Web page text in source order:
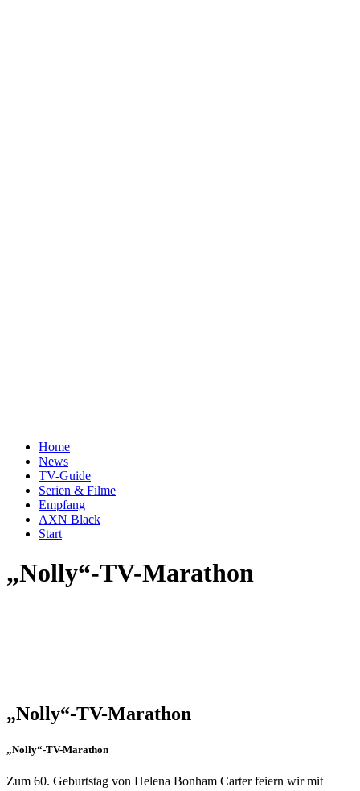
Home
News
TV-Guide
Serien & Filme
Empfang
AXN Black
Start
„Nolly“-TV-Marathon
„Nolly“-TV-Marathon
„Nolly“-TV-Marathon
Zum 60. Geburtstag von Helena Bonham Carter feiern wir mit